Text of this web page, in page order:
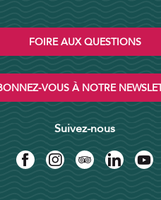
FOIRE AUX QUESTIONS
VOUS À NOTRE
Suivez-nous